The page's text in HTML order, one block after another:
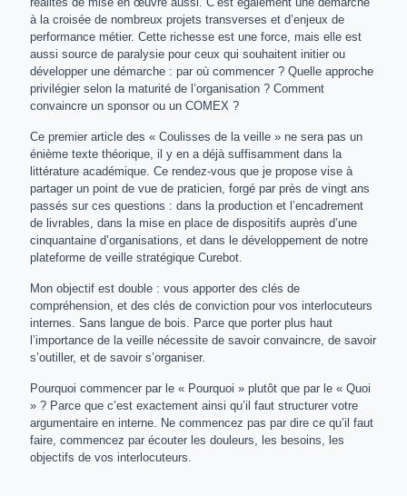
à la croisée de nombreux projets transverses et d’enjeux de
performance métier. Cette richesse est une force, mais elle est
aussi source de paralysie pour ceux qui souhaitent initier ou
développer une démarche : par où commencer ? Quelle approche
privilégier selon la maturité de l’organisation ? Comment
convaincre un sponsor ou un COMEX ?
Ce premier article des « Coulisses de la veille » ne sera pas un
énième texte théorique, il y en a déjà suffisamment dans la
littérature académique. Ce rendez-vous que je propose vise à
partager un point de vue de praticien, forgé par près de vingt ans
passés sur ces questions : dans la production et l’encadrement
de livrables, dans la mise en place de dispositifs auprès d’une
cinquantaine d’organisations, et dans le développement de notre
plateforme de veille stratégique Curebot.
Mon objectif est double : vous apporter des clés de
compréhension, et des clés de conviction pour vos interlocuteurs
internes. Sans langue de bois. Parce que porter plus haut
l’importance de la veille nécessite de savoir convaincre, de savoir
s’outiller, et de savoir s’organiser.
Pourquoi commencer par le « Pourquoi » plutôt que par le « Quoi
» ? Parce que c’est exactement ainsi qu’il faut structurer votre
argumentaire en interne. Ne commencez pas par dire ce qu’il faut
faire, commencez par écouter les douleurs, les besoins, les
objectifs de vos interlocuteurs.